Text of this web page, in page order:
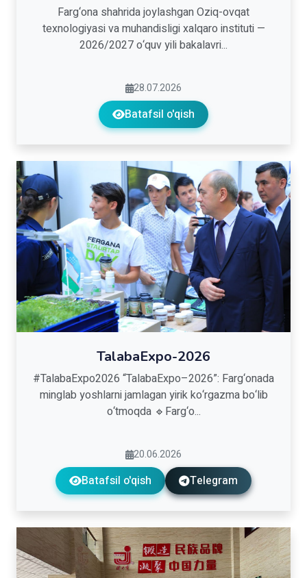
Farg‘ona shahrida joylashgan Oziq-ovqat
texnologiyasi va muhandisligi xalqaro instituti —
2026/2027 o‘quv yili bakalavri...
28.07.2026
Batafsil o'qish
TalabaExpo-2026
#TalabaExpo2026 “TalabaExpo–2026”: Farg‘onada
minglab yoshlarni jamlagan yirik ko‘rgazma bo‘lib
o‘tmoqda 🔹Farg‘o...
20.06.2026
Batafsil o'qish Telegram